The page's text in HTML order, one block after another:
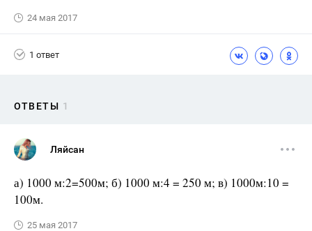
24 мая 2017
1 ответ
ОТВЕТЫ 1
Ляйсан
а) 1000 м:2=500м; б) 1000 м:4 = 250 м; в) 1000м:10 =
100м.
25 мая 2017